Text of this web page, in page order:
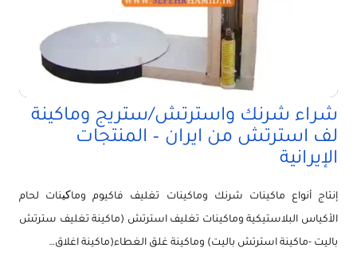
شراء شرنك واسترتش/ستريج وماكينة
لف استرتش من ايران – المنتجات
الإيرانية
إنتاج أنواع ماكينات شرنك وماكينات تغليف فاكيوم وماکینات لحام
الأكياس البلاستيكية وماكينات تغليف استرتش (ماكينة تغليف سترتش
باليت -ماكينة استرتش باليت) وماكينة غلق الغطاء(ماكينة اغلاق…